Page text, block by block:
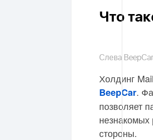
Что
Слева
Холдинг
BeepCar.
позволяет
незнакомых
стороны.